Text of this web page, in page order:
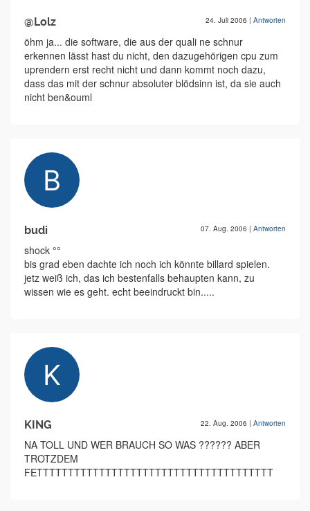
@Lolz 24. Juli 2006 | Antworten
öhm ja... die software, die aus der quali ne schnur
erkennen lässt hast du nicht, den dazugehörigen cpu zum
uprendern erst recht nicht und dann kommt noch dazu,
dass das mit der schnur absoluter blödsinn ist, da sie auch
nicht ben&ouml
budi 07. Aug. 2006 | Antworten
shock °°
bis grad eben dachte ich noch ich könnte billard spielen.
jetz weiß ich, das ich bestenfalls behaupten kann, zu
wissen wie es geht. echt beeindruckt bin.....
KING 22. Aug. 2006 | Antworten
NA TOLL UND WER BRAUCH SO WAS ?????? ABER
TROTZDEM
FETTTTTTTTTTTTTTTTTTTTTTTTTTTTTTTTTTTTTT